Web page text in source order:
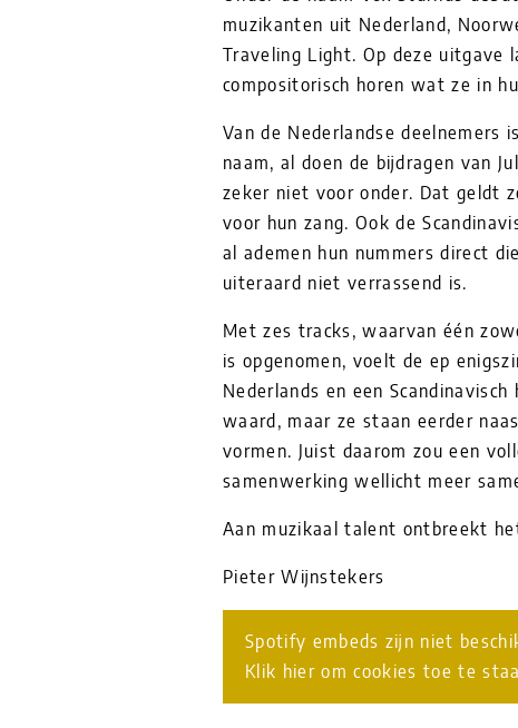
muzikanten uit Nederland,
Traveling Light. Op deze uitgave
compositorisch horen wat ze in
Van de Nederlandse deelnemers
naam, al doen de bijdragen van
zeker niet voor onder. Dat geldt
voor hun zang. Ook de
al ademen hun nummers direct
uiteraard niet verrassend is.
Met zes tracks, waarvan één
is opgenomen, voelt de ep
Nederlands en een
waard, maar ze staan eerder
vormen. Juist daarom zou een
samenwerking wellicht meer
Aan muzikaal talent ontbreekt
Pieter Wijnstekers
Spotify embeds zijn niet
Klik hier om cookies toe te